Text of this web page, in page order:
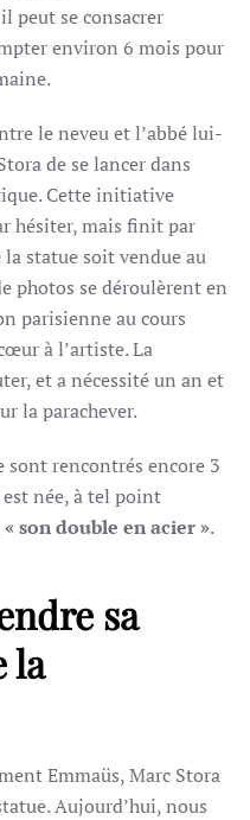
peut se consacrer
environ 6 mois pour
le neveu et l’abbé lui-
de se lancer dans
Cette initiative
hésiter, mais finit par
statue soit vendue au
photos se déroulèrent en
parisienne au cours
à l’artiste. La
et a nécessité un an et
la parachever.
sont rencontrés encore 3
née, à tel point
son double en acier ».
sa
la
Emmaüs, Marc Stora
Aujourd’hui, nous